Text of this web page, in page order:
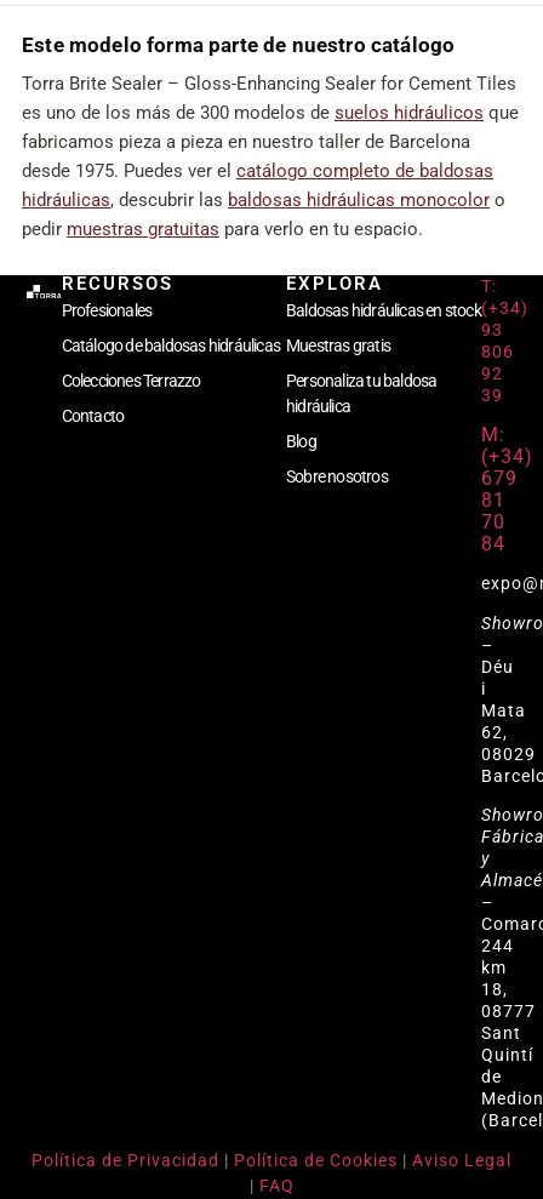
Este modelo forma parte de nuestro catálogo
Torra Brite Sealer – Gloss-Enhancing Sealer for Cement Tiles
es uno de los más de 300 modelos de suelos hidráulicos que
fabricamos pieza a pieza en nuestro taller de Barcelona
desde 1975. Puedes ver el catálogo completo de baldosas
hidráulicas, descubrir las baldosas hidráulicas monocolor o
pedir muestras gratuitas para verlo en tu espacio.
RECURSOS
Profesionales
Catálogo de baldosas hidráulicas
Colecciones Terrazzo
Contacto
EXPLORA
Baldosas hidráulicas en stock
Muestras gratis
Personaliza tu baldosa
hidráulica
Blog
Sobre nosotros
T:
(+34)
93
806
92
39
M:
(+34)
679
81
70
84
–
Déu
i
Mata
62,
08029
y
–
244
km
18,
08777
Sant
Quintí
de
Política de Privacidad | Política de Cookies | Aviso Legal
| FAQ